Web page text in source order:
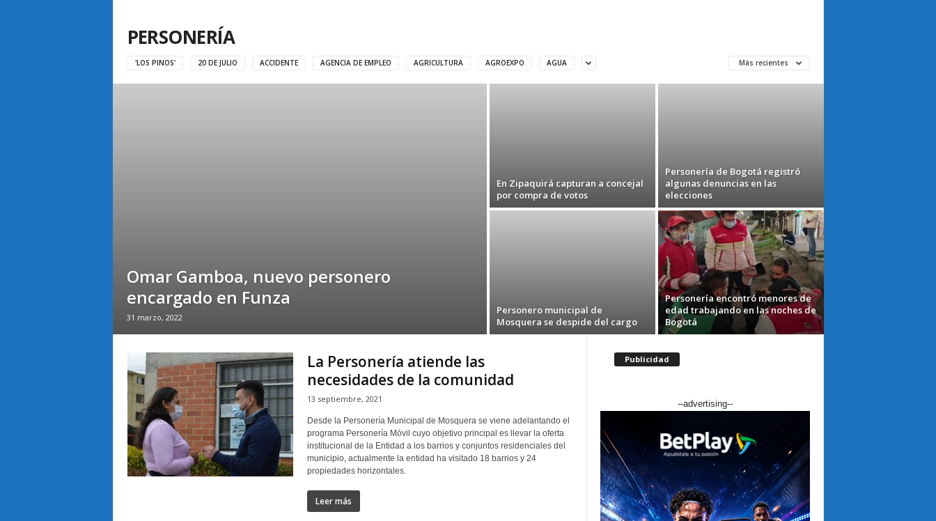
PERSONERÍA
'LOS PINOS' 20 DE JULIO ACCIDENTE AGENCIA DE EMPLEO AGRICULTURA AGROEXPO AGUA Más recientes
Omar Gamboa, nuevo personero
encargado en Funza
31 marzo, 2022
En Zipaquirá capturan a concejal
por compra de votos
Personería de Bogotá registró
algunas denuncias en las
elecciones
Personero municipal de
Mosquera se despide del cargo
Personería encontró menores de
edad trabajando en las noches de
Bogotá
La Personería atiende las
necesidades de la comunidad
13 septiembre, 2021
Desde la Personería Municipal de Mosquera se viene adelantando el
programa Personería Móvil cuyo objetivo principal es llevar la oferta
institucional de la Entidad a los barrios y conjuntos residenciales del
municipio, actualmente la entidad ha visitado 18 barrios y 24
propiedades horizontales.
Leer más
Publicidad
--advertising--